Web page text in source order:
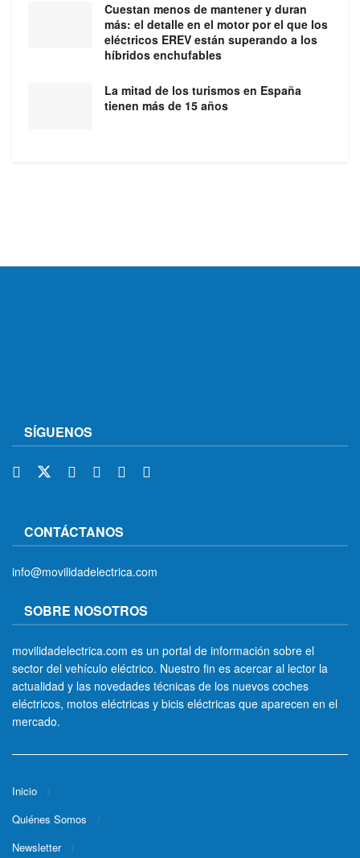
Cuestan menos de mantener y duran
más: el detalle en el motor por el que los
eléctricos EREV están superando a los
híbridos enchufables
La mitad de los turismos en España
tienen más de 15 años
SÍGUENOS
CONTÁCTANOS
info@movilidadelectrica.com
SOBRE NOSOTROS
movilidadelectrica.com es un portal de información sobre el
sector del vehículo eléctrico. Nuestro fin es acercar al lector la
actualidad y las novedades técnicas de los nuevos coches
eléctricos, motos eléctricas y bicis eléctricas que aparecen en el
mercado.
Inicio
Quiénes Somos
Newsletter